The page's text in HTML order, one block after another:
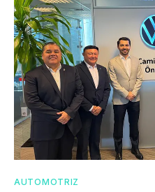
AUTOMOTRIZ